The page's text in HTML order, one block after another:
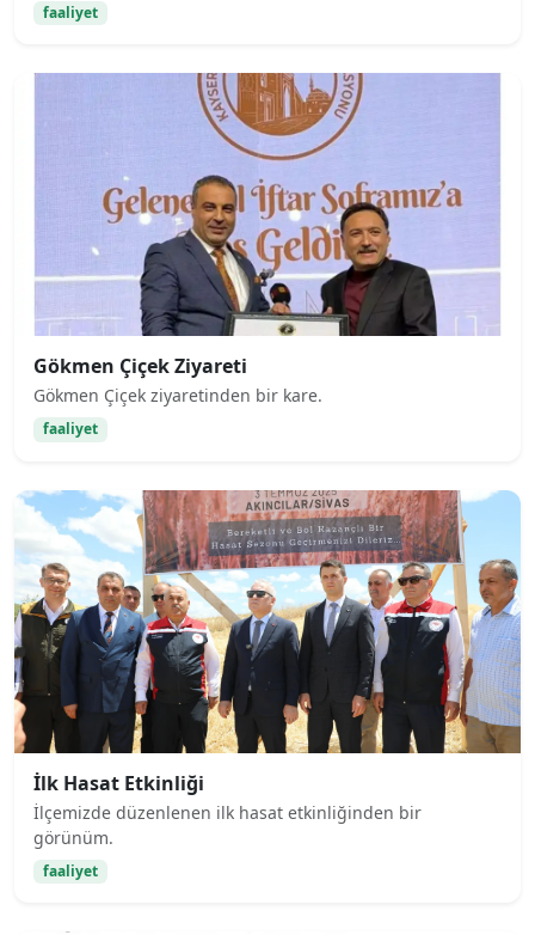
faaliyet
Gökmen Çiçek Ziyareti
Gökmen Çiçek ziyaretinden bir kare.
faaliyet
İlk Hasat Etkinliği
İlçemizde düzenlenen ilk hasat etkinliğinden bir
görünüm.
faaliyet